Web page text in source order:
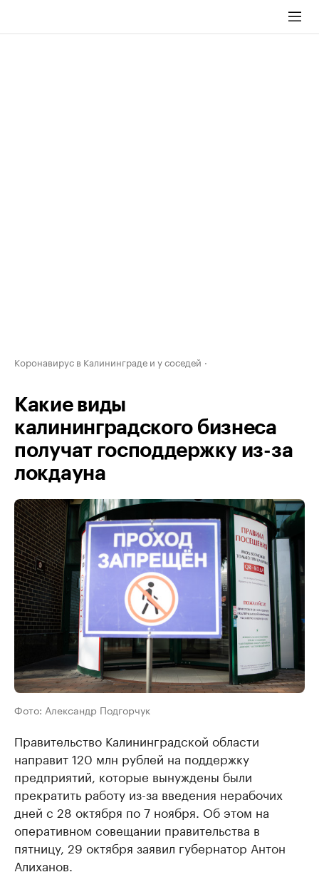
Коронавирус в Калининграде и у соседей
Какие виды
калининградского бизнеса
получат господдержку из-за
локдауна
Фото: Александр Подгорчук
Правительство Калининградской области
направит 120 млн рублей на поддержку
предприятий, которые вынуждены были
прекратить работу из-за введения нерабочих
дней с 28 октября по 7 ноября. Об этом на
оперативном совещании правительства в
пятницу, 29 октября заявил губернатор Антон
Алиханов.